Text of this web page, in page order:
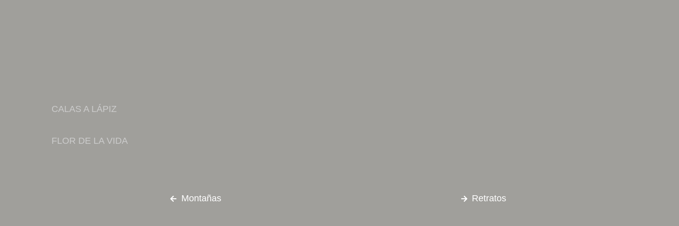
CALAS A LÁPIZ
FLOR DE LA VIDA
Montañas Retratos